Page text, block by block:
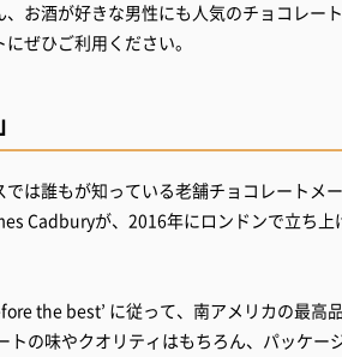
お酒が好きな男性にも人気のチョコレー
ぜひご利用ください。
では誰もが知っている老舗チョコレートメ
Cadburyが、2016年にロンドンで立ち上
the best’ に従って、南アメリカの最高
の味やクオリティはもちろん、パッケー